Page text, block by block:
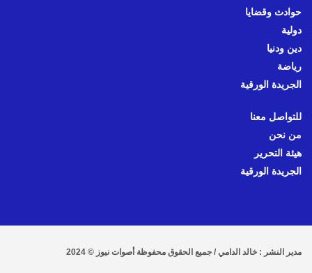
حوادث وقضايا
دولية
دين ودنيا
رياضة
الجريدة الورقية
للتواصل معنا
من نحن
هيئة التحرير
الجريدة الورقية
مدير النشر : خالد الدامي / جميع الحقوق محفوظة أصوات نيوز © 2024